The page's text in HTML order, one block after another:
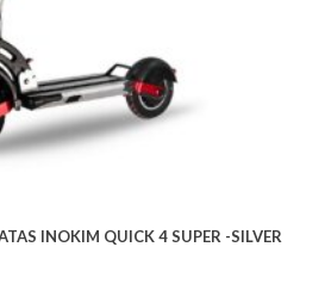
INOKIM QUICK 4 SUPER -SILVER